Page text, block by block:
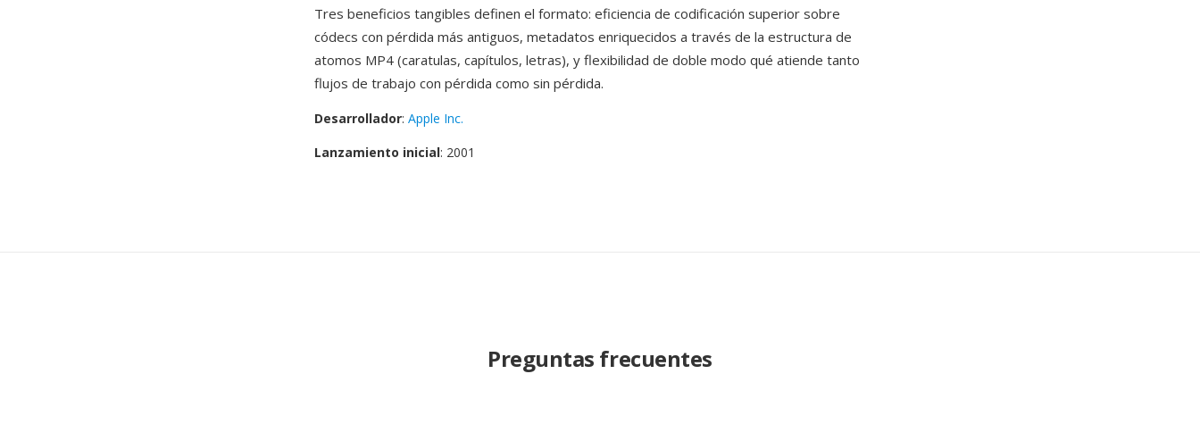
Tres beneficios tangibles definen el formato: eficiencia de codificación superior sobre
códecs con pérdida más antiguos, metadatos enriquecidos a través de la estructura de
atomos MP4 (caratulas, capítulos, letras), y flexibilidad de doble modo qué atiende tanto
flujos de trabajo con pérdida como sin pérdida.
Desarrollador: Apple Inc.
Lanzamiento inicial: 2001
Preguntas frecuentes